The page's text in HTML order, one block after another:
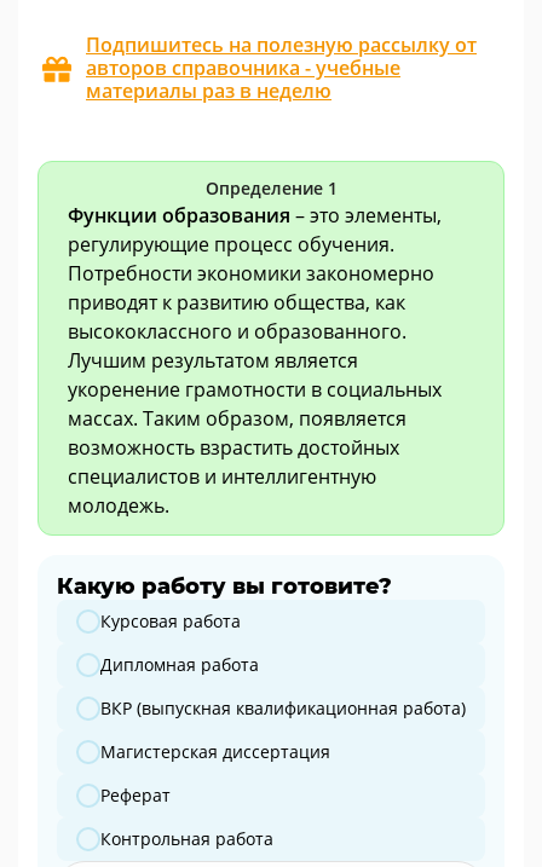
Подпишитесь на полезную рассылку от
авторов справочника - учебные
материалы раз в неделю
Определение 1
Функции образования – это элементы,
регулирующие процесс обучения.
Потребности экономики закономерно
приводят к развитию общества, как
высококлассного и образованного.
Лучшим результатом является
укоренение грамотности в социальных
массах. Таким образом, появляется
возможность взрастить достойных
специалистов и интеллигентную
молодежь.
Какую работу вы готовите?
Какую работу вы готовите?
Курсовая работа
Дипломная работа
ВКР (выпускная квалификационная работа)
Магистерская диссертация
Реферат
Контрольная работа